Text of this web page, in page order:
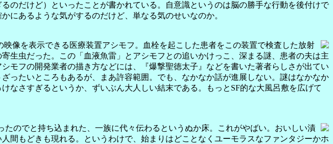
のだけど）といったことが書かれている。自意識というのは脳の勝手な行動を後付けで
にあるような気がするのだけど、単なる気のせいなのか。
像を表示できる医療装置アシモフ。血栓を起こした患者をこの装置で検査した放射
生虫だった。この「血液魚雷」とアシモフとの追いかけっこ、深まる謎、患者の夫は主
モフの開発業者の描き方などには、『爆撃聖徳太子』などを書いた著者らしさが出てい
ったいところもあるが、まあ許容範囲。でも、なかなか話が進展しない。謎はなかなか
さすぎるというか、ずいぶん大人しい結末である。もっとSF的な大風呂敷を広げて
のでと持ち込まれた、一族に代々伝わるというぬか床。これがやばい。おいしい漬
間もどきも現れる。というわけで、始まりはどことなくユーモラスなファンタジーかホ